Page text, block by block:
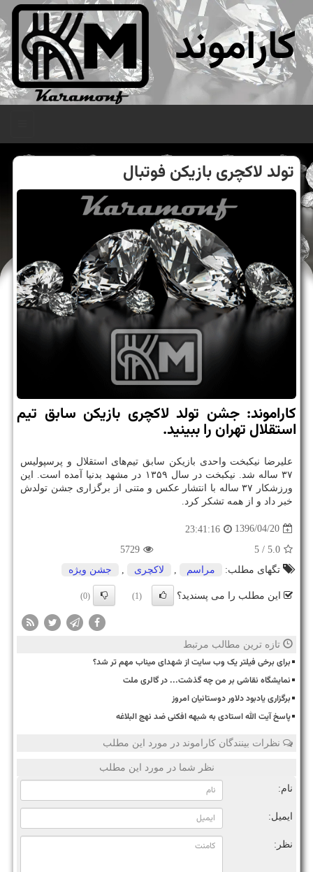
کاراموند
تولد لاكچری بازیكن فوتبال
كاراموند: جشن تولد لاكچری بازیكن سابق تیم
استقلال تهران را ببینید.
علیرضا نیكبخت واحدی بازیكن سابق تیم‌های استقلال و پرسپولیس
۳۷ ساله شد. نیكبخت در سال ۱۳۵۹ در مشهد بدنیا آمده است. این
ورزشكار ۳۷ ساله با انتشار عكس و متنی از برگزاری جشن تولدش
خبر داد و از همه تشكر كرد.
1396/04/20
23:41:16
5.0
/ 5
5729
تگهای مطلب:
مراسم , لاكچری , جشن ویژه
این مطلب را می پسندید؟ (1)
(0)
تازه ترین مطالب مرتبط
برای برخی فیلتر یک وب سایت از شهدای میناب مهم تر شد؟
نمایشگاه نقاشی بر من چه گذشت... در گالری ملت
برگزاری یادبود دلاور دوستانیان امروز
پاسخ آیت الله استادی به شبهه افکنی ضد نهج البلاغه
نظرات بینندگان کاراموند در مورد این مطلب
نظر شما در مورد این مطلب
نام:
ایمیل:
نظر: